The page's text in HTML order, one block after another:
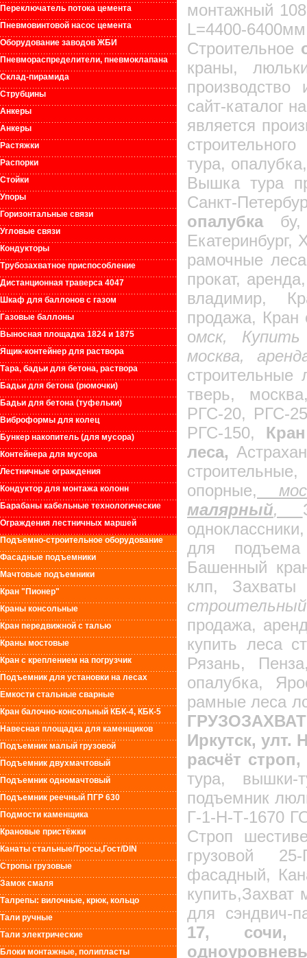
Переключатель потока цемента
Пневмовинтовой насос цемента
Оборудование заводов ЖБИ
Пневмораспределители, пневмоклапана
Склад-пирамида
Струбцины
Анкеры
Анкеры
Растяжки
Распорки
Стойки
Упоры
Горизонтальные связи
Угловые связи
Кондукторы
Трубозахватное приспособление
Дистанционная траверса 4047
Шкаф для баллонов с газом
Газовые баллоны
Выносная площадка 1824 и 1875
Ящик-контейнер для раствора
Тара, бадьи для бетона, раствора
Бадьи для бетона (рюмочки)
Бадьи для бетона (туфельки)
Виброформы для колец
Бункер накопитель (для мусора)
Контейнера для мусора
Лестничные ограждения
Кондуктор для монтажа колонн
Барабаны кабельные технологические
Ограждения лестничных маршей
Подъемно-строительное оборудование
Фасадные подъемники
Мачтовые подъемники
Кран "Пионер"
Краны консольные
Кран передвижной с талью
Краны мостовые
Кран с креплением на погрузчик
Подъемник для установки на лесах
Емкости стальные сварные
Кран балочно-консольный КБК-4, КБК-5
Навесная площадка для каменщиков
Подъемник малый грузовой
Подъемник двухмачтовый
Подъемник одномачтовый
Подъемник реечный ПГР 630
Подмости каменщика
Крановые пристёжки
Канаты стальные/Тросы,Гост/DIN
Стропы грузовые
Замок смаля
Талрепы: вилочные, крюк, кольцо
Тали ручные
Тали электрические
Блоки монтажные, полипласты
монтажный
L=4400-
Строительное
краны,
сайт-каталог
является
тура,
Вышка тура
Санкт-
опалубкабу,
рамочные
прокат,
владимир,
продажа, Кран
омск,
москва,
тверь,
РГС-20, РГС-
РГС-150,
леса,
опорные,
малярный,
для подъема
Башенный
клп,
продажа,
купить леса
Рязань,
опалубка,
рамные леса
Иркутск, улт.
расчёт
тура, вышки-
подъемник
Г-1-Н-Т-1670
Строп
грузовой
фасадный,
для сэндвич-
17, сочи,